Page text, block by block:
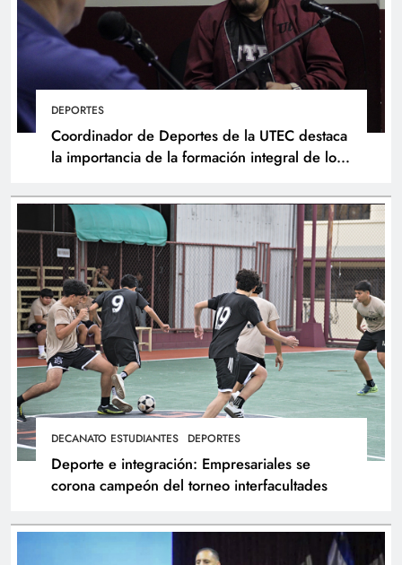
DEPORTES
Coordinador de Deportes de la UTEC destaca
la importancia de la formación integral de los
DECANATO ESTUDIANTES DEPORTES
Deporte e integración: Empresariales se
corona campeón del torneo interfacultades